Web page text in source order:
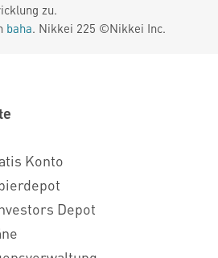
zu.
baha. Nikkei 225 ©Nikkei Inc.
Konto
Depot